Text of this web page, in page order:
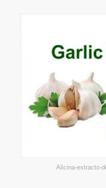
Alicina-extracto-